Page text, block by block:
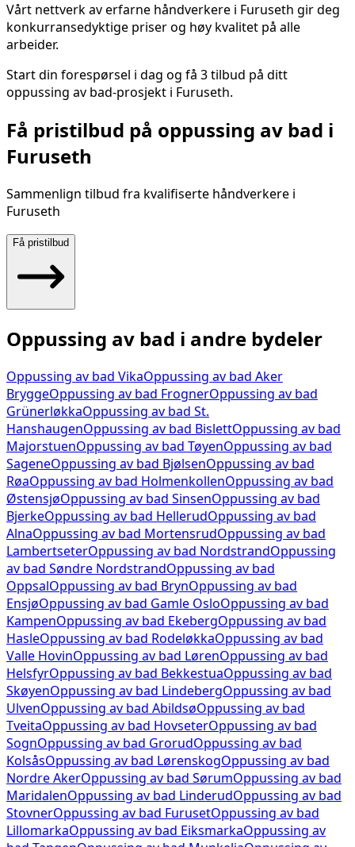
Vårt nettverk av erfarne håndverkere i Furuseth gir deg
konkurransedyktige priser og høy kvalitet på alle
arbeider.
Start din forespørsel i dag og få 3 tilbud på ditt
oppussing av bad-prosjekt i Furuseth.
Få pristilbud på oppussing av bad i
Furuseth
Sammenlign tilbud fra kvalifiserte håndverkere i
Furuseth
Få pristilbud
Oppussing av bad i andre bydeler
Oppussing av bad VikaOppussing av bad Aker
BryggeOppussing av bad FrognerOppussing av bad
GrünerløkkaOppussing av bad St.
HanshaugenOppussing av bad BislettOppussing av bad
MajorstuenOppussing av bad TøyenOppussing av bad
SageneOppussing av bad BjølsenOppussing av bad
RøaOppussing av bad HolmenkollenOppussing av bad
ØstensjøOppussing av bad SinsenOppussing av bad
BjerkeOppussing av bad HellerudOppussing av bad
AlnaOppussing av bad MortensrudOppussing av bad
LambertseterOppussing av bad NordstrandOppussing
av bad Søndre NordstrandOppussing av bad
OppsalOppussing av bad BrynOppussing av bad
EnsjøOppussing av bad Gamle OsloOppussing av bad
KampenOppussing av bad EkebergOppussing av bad
HasleOppussing av bad RodeløkkaOppussing av bad
Valle HovinOppussing av bad LørenOppussing av bad
HelsfyrOppussing av bad BekkestuaOppussing av bad
SkøyenOppussing av bad LindebergOppussing av bad
UlvenOppussing av bad AbildsøOppussing av bad
TveitaOppussing av bad HovseterOppussing av bad
SognOppussing av bad GrorudOppussing av bad
KolsåsOppussing av bad LørenskogOppussing av bad
Nordre AkerOppussing av bad SørumOppussing av bad
MaridalenOppussing av bad LinderudOppussing av bad
StovnerOppussing av bad FurusetOppussing av bad
LillomarkaOppussing av bad EiksmarkaOppussing av